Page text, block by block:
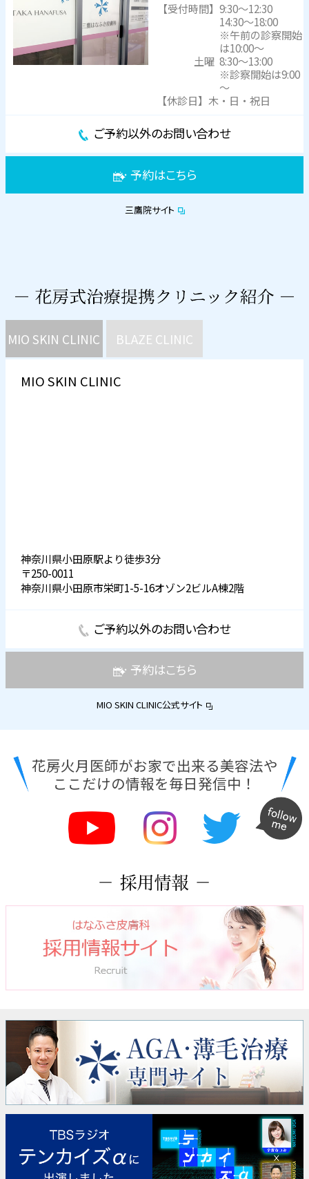
【受付時間】9:30～12:30
14:30～18:00
※午前の診察開始
は10:00～
土曜 8:30～13:00
※診察開始は9:00
～
【休診日】木・日・祝日
ご予約以外のお問い合わせ
予約はこちら
三鷹院サイト
MIO SKIN CLINIC BLAZE CLINIC
MIO SKIN CLINIC
神奈川県小田原駅より徒歩3分
〒250-0011
神奈川県小田原市栄町1-5-16オゾン2ビルA棟2階
ご予約以外のお問い合わせ
予約はこちら
MIO SKIN CLINIC公式サイト
花房火月医師がお家で出来る美容法や
ここだけの情報を毎日発信中！